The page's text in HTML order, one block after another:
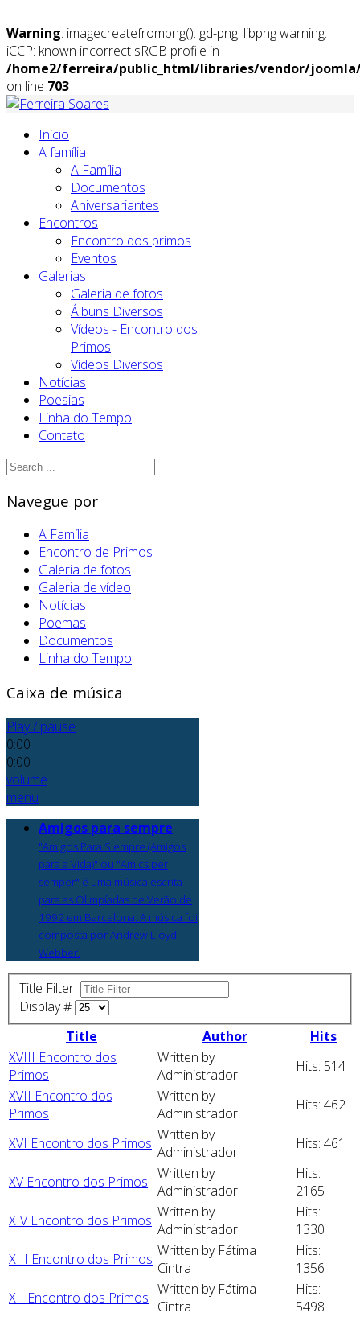
Warning: imagecreatefrompng(): gd-png: libpng warning:
iCCP: known incorrect sRGB profile in
/home2/ferreira/public_html/libraries/vendor/
on line 703
Início
A família
A Família
Documentos
Aniversariantes
Encontros
Encontro dos primos
Eventos
Galerias
Galeria de fotos
Álbuns Diversos
Vídeos - Encontro dos
Primos
Vídeos Diversos
Notícias
Poesias
Linha do Tempo
Contato
Navegue por
A Família
Encontro de Primos
Galeria de fotos
Galeria de vídeo
Notícias
Poemas
Documentos
Linha do Tempo
Caixa de música
Play / pause
0:00
0:00
volume
menu
Amigos para sempre
"Amigos Para Siempre (Amigos
para a Vida)" ou "Amics per
semper" é uma música escrita
para as Olimpíadas de Verão de
1992 em Barcelona. A música foi
composta por Andrew Lloyd
Webber.
Title Filter
Display #
Title
Author
Hits
XVIII Encontro dos
Primos
Written by
Administrador
Hits: 514
XVII Encontro dos
Primos
Written by
Administrador
Hits: 462
XVI Encontro dos Primos Written by
Administrador
Hits: 461
XV Encontro dos Primos Written by
Administrador
Hits:
2165
XIV Encontro dos Primos Written by
Administrador
Hits:
1330
XIII Encontro dos Primos Written by Fátima
Cintra
Hits:
1356
XII Encontro dos Primos Written by Fátima
Cintra
Hits:
5498